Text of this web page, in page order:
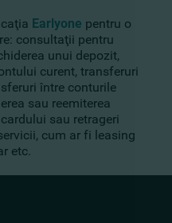
Earlyone pentru o
consultaţii pentru
unui depozit,
curent, transferuri
între conturile
sau reemiterea
cardului sau retrageri
cum ar fi leasing
etc.